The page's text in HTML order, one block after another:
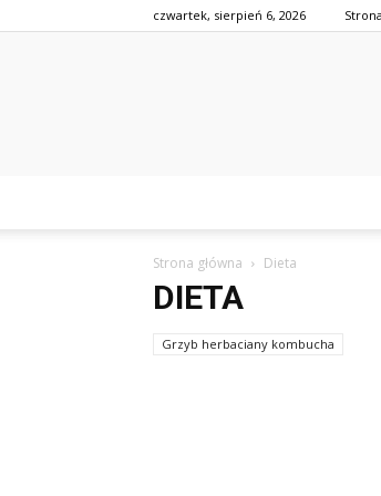
czwartek, sierpień 6, 2026
Strona główna Dieta
DIETA
Grzyb herbaciany kombucha